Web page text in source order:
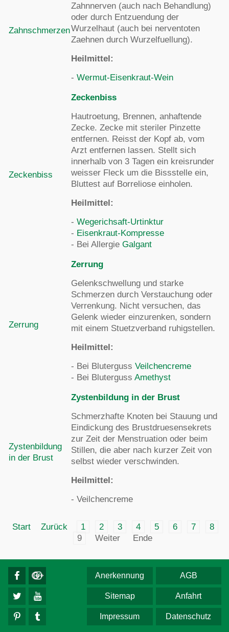
Zahnschmerzen
Zahnnerven (auch nach Behandlung)
oder durch Entzuendung der
Wurzelhaut (auch bei nerventoten
Zaehnen durch Wurzelfuellung).
Heilmittel:
- Wermut-Eisenkraut-Wein
Zeckenbiss
Zeckenbiss
Hautroetung, Brennen, anhaftende
Zecke. Zecke mit steriler Pinzette
entfernen. Reisst der Kopf ab, vom
Arzt entfernen lassen. Stellt sich
innerhalb von 3 Tagen ein kreisrunder
weisser Fleck um die Bissstelle ein,
Bluttest auf Borreliose einholen.
Heilmittel:
- Wegerichsaft-Urtinktur
- Eisenkraut-Kompresse
- Bei Allergie Galgant
Zerrung
Zerrung
Gelenkschwellung und starke
Schmerzen durch Verstauchung oder
Verrenkung. Nicht versuchen, das
Gelenk wieder einzurenken, sondern
mit einem Stuetzverband ruhigstellen.
Heilmittel:
- Bei Bluterguss Veilchencreme
- Bei Bluterguss Amethyst
Zystenbildung
in der Brust
Zystenbildung in der Brust
Schmerzhafte Knoten bei Stauung und
Eindickung des Brustdruesensekrets
zur Zeit der Menstruation oder beim
Stillen, die aber nach kurzer Zeit von
selbst wieder verschwinden.
Heilmittel:
- Veilchencreme
Start Zurück 1 2 3 4 5 6 7
8
9
Weiter Ende
AGB
Anerkennung
Anfahrt
Sitemap
Datenschutz
Impressum